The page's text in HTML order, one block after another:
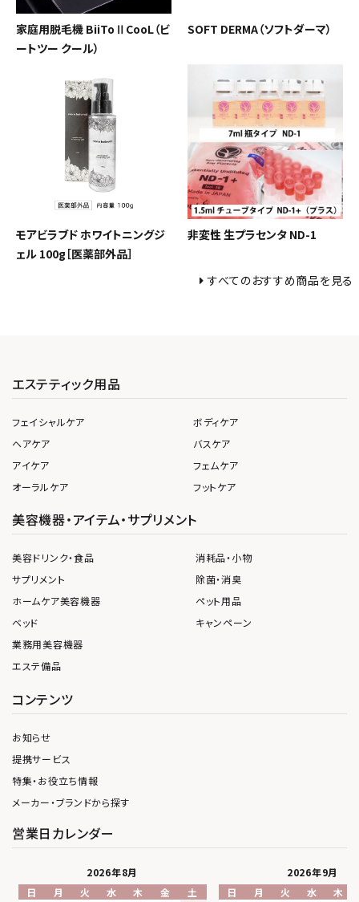
家庭用脱毛機 BiiToⅡCooL（ビ
ートツー クール）
SOFT DERMA（ソフトダーマ）
モアビラブド ホワイトニングジ
ェル 100g［医薬部外品］
非変性 生プラセンタ ND-1
すべてのおすすめ商品を見る
エステティック用品
フェイシャルケア
ヘアケア
アイケア
オーラルケア
ボディケア
バスケア
フェムケア
フットケア
美容機器・アイテム・サプリメント
美容ドリンク・食品
サプリメント
ホームケア美容機器
ベッド
業務用美容機器
エステ備品
消耗品・小物
除菌・消臭
ペット用品
キャンペーン
コンテンツ
お知らせ
提携サービス
特集・お役立ち情報
メーカー・ブランドから探す
営業日カレンダー
2026年8月
日
月 火 水 木 金
土
2026年9月
日
月 火 水
木